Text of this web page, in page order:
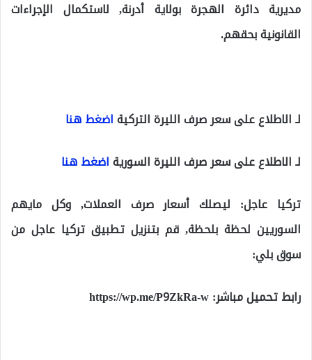
مديرية دائرة الهجرة بولاية أدرنة, لاستكمال الإجراءات
القانونية بحقهم.
لـ الاطلاع على سعر صرف الليرة التركيةاضغط هنا
لـ الاطلاع على سعر صرف الليرة السوريةاضغط هنا
تركيا عاجل: ليصلك أسعار صرف العملات, وكل مايهم
السوريين لحظة بلحظة, قم بتنزيل تطبيق تركيا عاجل من
سوق بلي:
رابط تحميل مباشر:https://wp.me/P9ZkRa-w